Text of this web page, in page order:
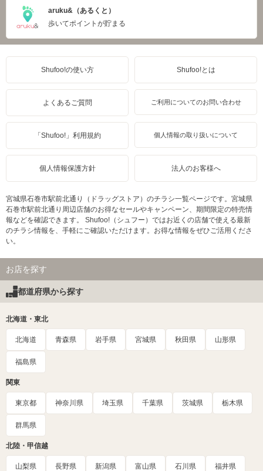
aruku&（あるくと）
歩いてポイントが貯まる
Shufoo!の使い方 Shufoo!とは
よくあるご質問 ご利用についてのお問い合わせ
「Shufoo!」利用規約 個人情報の取り扱いについて
個人情報保護方針 法人のお客様へ
宮城県石巻市駅前北通り（ドラッグストア）のチラシ一覧ページです。宮城県
石巻市駅前北通り周辺店舗のお得なセールやキャンペーン、期間限定の特売情
報などを確認できます。 Shufoo!（シュフー）ではお近くの店舗で使える最新
のチラシ情報を、手軽にご確認いただけます。お得な情報をぜひご活用くださ
い。
お店を探す
都道府県から探す
北海道・東北
北海道 青森県 岩手県 宮城県 秋田県 山形県
福島県
関東
東京都 神奈川県 埼玉県 千葉県 茨城県 栃木県
群馬県
北陸・甲信越
山梨県 長野県 新潟県 富山県 石川県 福井県